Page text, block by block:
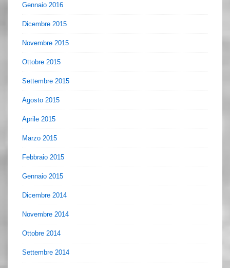
Gennaio 2016
Dicembre 2015
Novembre 2015
Ottobre 2015
Settembre 2015
Agosto 2015
Aprile 2015
Marzo 2015
Febbraio 2015
Gennaio 2015
Dicembre 2014
Novembre 2014
Ottobre 2014
Settembre 2014